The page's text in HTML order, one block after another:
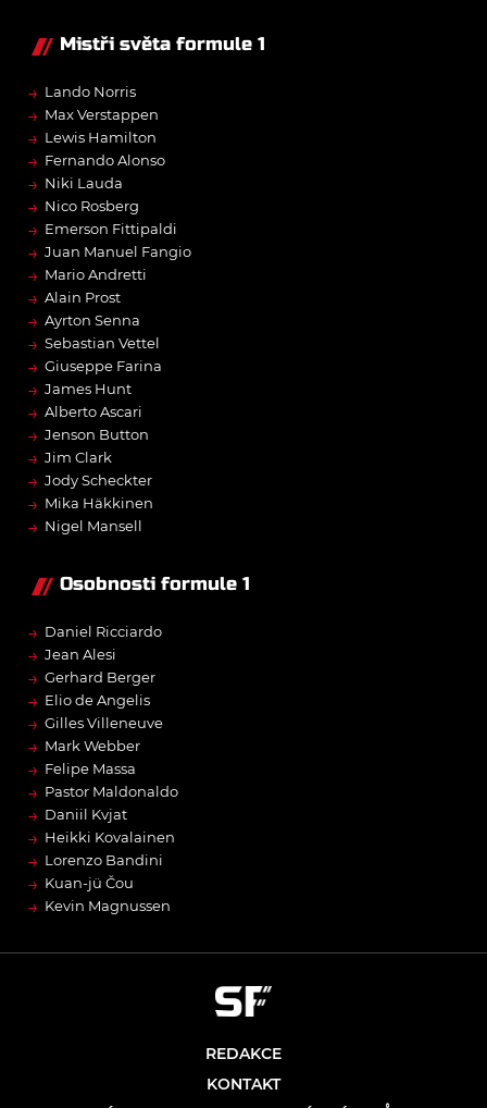
Mistři světa formule 1
→ Lando Norris
→ Max Verstappen
→ Lewis Hamilton
→ Fernando Alonso
→ Niki Lauda
→ Nico Rosberg
→ Emerson Fittipaldi
→ Juan Manuel Fangio
→ Mario Andretti
→ Alain Prost
→ Ayrton Senna
→ Sebastian Vettel
→ Giuseppe Farina
→ James Hunt
→ Alberto Ascari
→ Jenson Button
→ Jim Clark
→ Jody Scheckter
→ Mika Häkkinen
→ Nigel Mansell
Osobnosti formule 1
→ Daniel Ricciardo
→ Jean Alesi
→ Gerhard Berger
→ Elio de Angelis
→ Gilles Villeneuve
→ Mark Webber
→ Felipe Massa
→ Pastor Maldonaldo
→ Daniil Kvjat
→ Heikki Kovalainen
→ Lorenzo Bandini
→ Kuan-jü Čou
→ Kevin Magnussen
REDAKCE
KONTAKT